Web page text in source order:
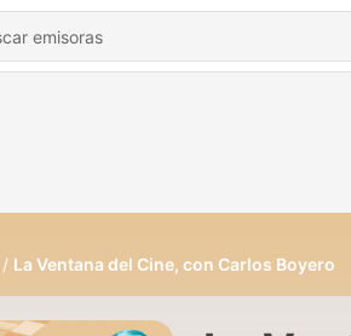
La Ventana del Cine, con Carlos Boyero